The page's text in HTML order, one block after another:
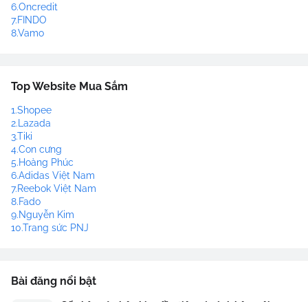
6.Oncredit
7.FINDO
8.Vamo
Top Website Mua Sắm
1.Shopee
2.Lazada
3.Tiki
4.Con cưng
5.Hoàng Phúc
6.Adidas Việt Nam
7.Reebok Việt Nam
8.Fado
9.Nguyễn Kim
10.Trang sức PNJ
Bài đăng nổi bật